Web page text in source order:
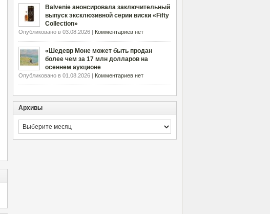
Balvenie анонсировала заключительный
выпуск эксклюзивной серии виски «Fifty
Collection»
Опубликовано в 03.08.2026 | Комментариев нет
«Шедевр Моне может быть продан
более чем за 17 млн долларов на
осеннем аукционе
Опубликовано в 01.08.2026 | Комментариев нет
Архивы
Архивы